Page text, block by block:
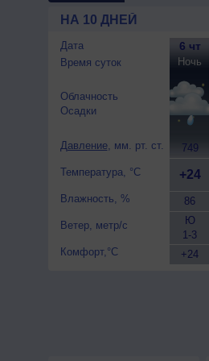
НА 10 ДНЕЙ
Дата
Время суток
Облачность
Осадки
Давление, мм. рт. ст.
Температура, °C
Влажность, %
Ветер, метр/с
Комфорт,°C
6 чт
Ночь
749
+24
86
Ю
1-3
+24